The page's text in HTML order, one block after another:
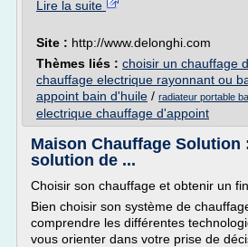
Lire la suite
Site : http://www.delonghi.com
Thèmes liés : choisir un chauffage
chauffage electrique rayonnant ou
appoint bain d'huile / radiateur portable
electrique chauffage d'appoint
Maison Chauffage
solution de ...
Choisir son chauffage et obtenir un
Bien choisir son système de
comprendre les différentes
vous orienter dans votre prise de